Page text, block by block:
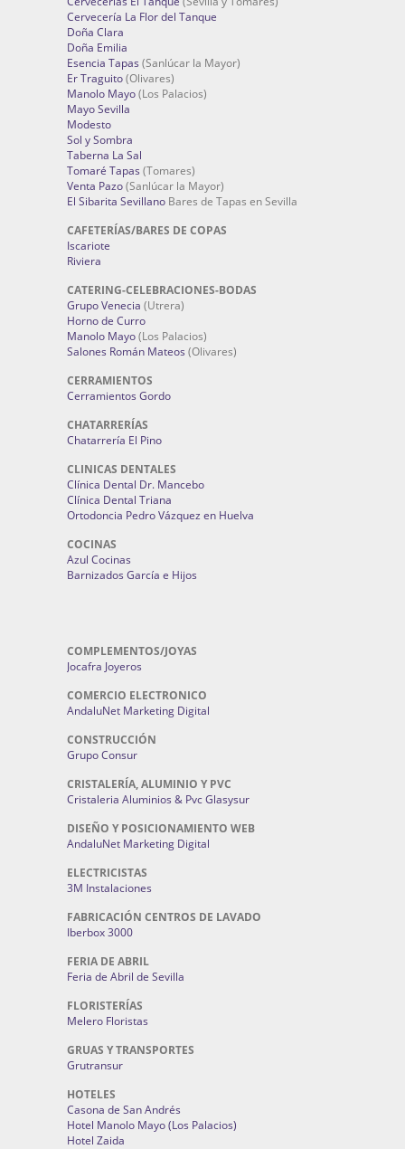
Cervecería La Flor del Tanque
Doña Clara
Doña Emilia
Esencia Tapas (Sanlúcar la Mayor)
Er Traguito(Olivares)
Manolo Mayo(Los Palacios)
Mayo Sevilla
Modesto
Sol y Sombra
Taberna La Sal
Tomaré Tapas (Tomares)
Venta Pazo(Sanlúcar la Mayor)
El Sibarita Sevillano Bares de Tapas en Sevilla
CAFETERÍAS/BARES DE COPAS
Iscariote
Riviera
CATERING-CELEBRACIONES-BODAS
Grupo Venecia (Utrera)
Horno de Curro
Manolo Mayo(Los Palacios)
Salones Román Mateos (Olivares)
CERRAMIENTOS
Cerramientos Gordo
CHATARRERÍAS
Chatarrería El Pino
CLINICAS DENTALES
Clínica Dental Dr. Mancebo
Clínica Dental Triana
Ortodoncia Pedro Vázquez en Huelva
COCINAS
Azul Cocinas
Barnizados García e Hijos
COMPLEMENTOS/JOYAS
Jocafra Joyeros
COMERCIO ELECTRONICO
AndaluNet Marketing Digital
CONSTRUCCIÓN
Grupo Consur
CRISTALERÍA, ALUMINIO Y PVC
Cristaleria Aluminios & Pvc Glasysur
DISEÑO Y POSICIONAMIENTO WEB
AndaluNet Marketing Digital
ELECTRICISTAS
3M Instalaciones
FABRICACIÓN CENTROS DE LAVADO
Iberbox 3000
FERIA DE ABRIL
Feria de Abril de Sevilla
FLORISTERÍAS
Melero Floristas
GRUAS Y TRANSPORTES
Grutransur
HOTELES
Casona de San Andrés
Hotel Manolo Mayo (Los Palacios)
Hotel Zaida